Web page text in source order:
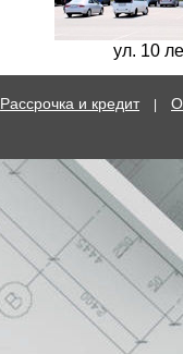
ул. 10
Рассрочка и кредит